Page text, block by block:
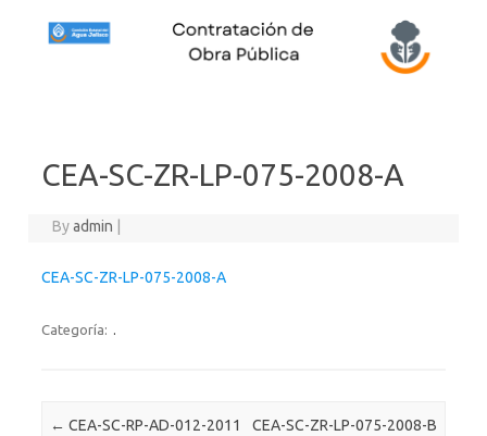
CEA-SC-ZR-LP-075-2008-A
Byadmin
CEA-SC-ZR-LP-075-2008-A
Categoría:
Post navigation
← CEA-SC-RP-AD-012-2011
CEA-SC-ZR-LP-075-2008-B